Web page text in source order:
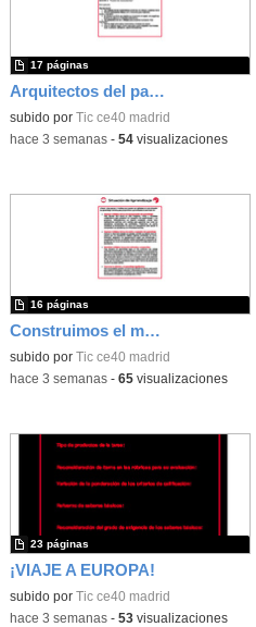
Arquitectos del pasado
subido por Tic ce40 madrid
17 páginas
-hace 3 semanas- 54visualizaciones
Construimos el mundo con LEGO
subido por Tic ce40 madrid
16 páginas
-hace 3 semanas- 65visualizaciones
¡VIAJE A EUROPA!
subido por Tic ce40 madrid
23 páginas
-hace 3 semanas- 53visualizaciones